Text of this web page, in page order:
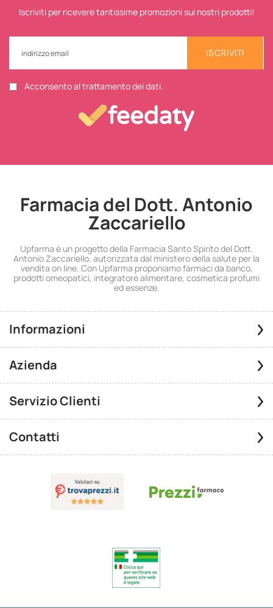
Iscriviti per ricevere tantissime promozioni sui nostri prodotti!
ISCRIVITI
Acconsento al trattamento dei dati.
Farmacia del Dott. Antonio
Zaccariello
Upfarma è un progetto della Farmacia Santo Spirito del Dott.
Antonio Zaccariello, autorizzata dal ministero della salute per la
vendita on line. Con Upfarma proponiamo farmaci da banco,
prodotti omeopatici, integratore alimentare, cosmetica profumi
ed essenze.
Informazioni
Azienda
Servizio Clienti
Contatti